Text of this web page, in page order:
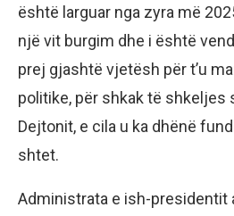
është larguar nga zyra më
një vit burgim dhe i është
prej gjashtë vjetësh për t’u
politike, për shkak të shkeljes
Dejtonit, e cila u ka dhënë
shtet.
Administrata e ish-presidentit